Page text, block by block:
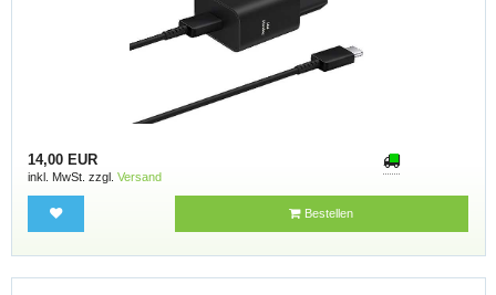
14,00 EUR
inkl. MwSt. zzgl. Versand
Bestellen